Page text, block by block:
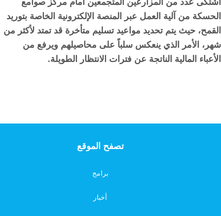
الحسكة من آلية العمل عبر المنصة الإلكترونية الخاصة بتوريد
القمح، حيث يتم تحديد مواعيد تسليم متأخرة قد تمتد لأكثر من
شهر، الأمر الذي ينعكس سلباً على محاصيلهم ويرفع من
الأعباء المالية الناتجة عن فترات الانتظار الطويلة.
تصفح الموقع
برامج
أخبار